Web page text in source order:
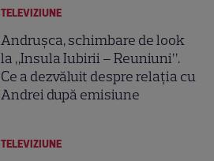
TELEVIZIUNE
Andrușca, schimbare de look
la „Insula Iubirii – Reuniuni”.
Ce a dezvăluit despre relația cu
Andrei după emisiune
TELEVIZIUNE